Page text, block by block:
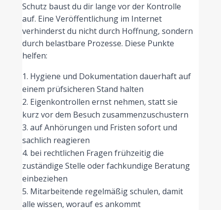
Schutz baust du dir lange vor der Kontrolle
auf. Eine Veröffentlichung im Internet
verhinderst du nicht durch Hoffnung, sondern
durch belastbare Prozesse. Diese Punkte
helfen:
Hygiene und Dokumentation dauerhaft auf
einem prüfsicheren Stand halten
Eigenkontrollen ernst nehmen, statt sie
kurz vor dem Besuch zusammenzuschustern
auf Anhörungen und Fristen sofort und
sachlich reagieren
bei rechtlichen Fragen frühzeitig die
zuständige Stelle oder fachkundige Beratung
einbeziehen
Mitarbeitende regelmäßig schulen, damit
alle wissen, worauf es ankommt